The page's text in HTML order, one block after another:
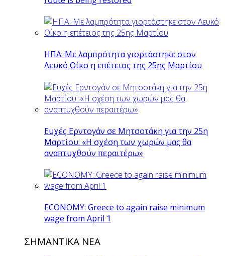
ΗΠΑ: Με λαμπρότητα γιορτάστηκε στον
Λευκό Οίκο η επέτειος της 25ης Μαρτίου
Ευχές Ερντογάν σε Μητσοτάκη για την 25η
Μαρτίου: «Η σχέση των χωρών μας θα
αναπτυχθούν περαιτέρω»
ECONOMY: Greece to again raise minimum
wage from April 1
ΣΗΜΑΝΤΙΚΑ ΝΕΑ